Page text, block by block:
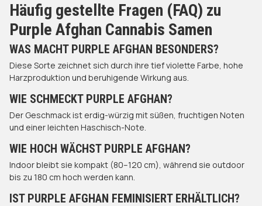
Häufig gestellte Fragen (FAQ) zu
Purple Afghan Cannabis Samen
WAS MACHT PURPLE AFGHAN BESONDERS?
Diese Sorte zeichnet sich durch ihre tief violette Farbe, hohe
Harzproduktion und beruhigende Wirkung aus.
WIE SCHMECKT PURPLE AFGHAN?
Der Geschmack ist erdig-würzig mit süßen, fruchtigen Noten
und einer leichten Haschisch-Note.
WIE HOCH WÄCHST PURPLE AFGHAN?
Indoor bleibt sie kompakt (80–120 cm), während sie outdoor
bis zu 180 cm hoch werden kann.
IST PURPLE AFGHAN FEMINISIERT ERHÄLTLICH?